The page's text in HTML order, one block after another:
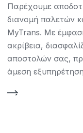
Παρέχουμε
διανομή παλετών
MyTrans. Με
ακρίβεια,
αποστολών σας,
άμεση